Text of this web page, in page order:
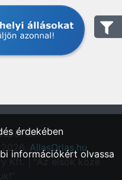
AllasOrias.hu
Kft. | "Az elsők közé
érdekében
információkért olvassa